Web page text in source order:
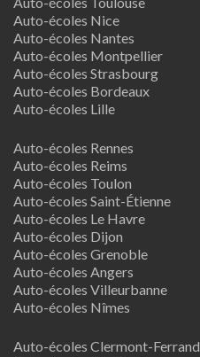
Auto-écoles Nice
Auto-écoles Nantes
Auto-écoles Montpellier
Auto-écoles Strasbourg
Auto-écoles Bordeaux
Auto-écoles Lille
Auto-écoles Rennes
Auto-écoles Reims
Auto-écoles Toulon
Auto-écoles Saint-Étienne
Auto-écoles Le Havre
Auto-écoles Dijon
Auto-écoles Grenoble
Auto-écoles Angers
Auto-écoles Villeurbanne
Auto-écoles Nîmes
Auto-écoles Clermont-Ferrand